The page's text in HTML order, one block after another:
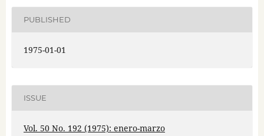
PUBLISHED
1975-01-01
ISSUE
Vol. 50 No. 192 (1975): enero-marzo